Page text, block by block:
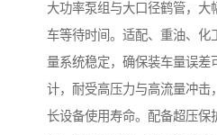
大功率泵组与大口径鹤管，大
车等待时间。适配、重油、化
量系统稳定，确保装车量误差
计，耐受高压力与高流量冲击
长设备使用寿命。配备超压保